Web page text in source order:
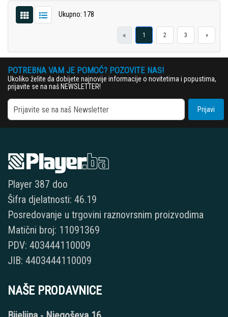
Ukupno: 178
« 1 2 3 »
POTREBNA VAM JE POMOĆ? POZOVITE NAS!
Ukoliko želite da dobijete najnovije informacije o novitetima i popustima,
prijavite se na naš NEWSLETTER!
Prijavi
Player 387 doo
Šifra djelatnosti: 46.19
Posredovanje u trgovini raznovrsnim proizvodima
Matični broj: 11091369
PDV: 403444110009
JIB: 4403444110009
NAŠE PRODAVNICE